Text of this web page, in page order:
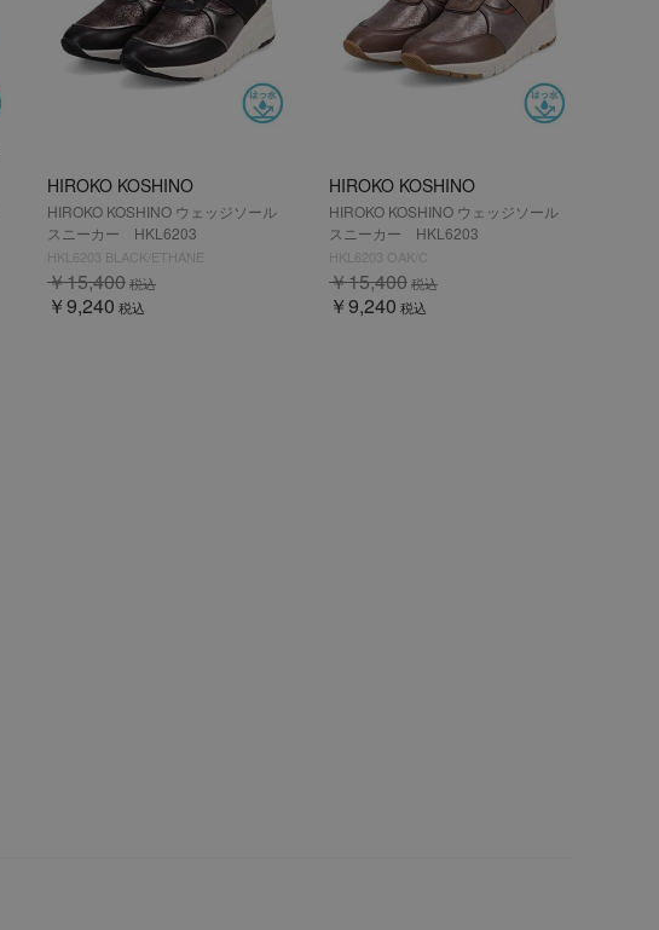
HIROKO KOSHINO
HIROKO KOSHINO ウェッジソール
スニーカー HKL6203
HKL6203 BLACK/ETHANE
￥9,240 税込
￥15,400税込
HIROKO KOSHINO
HIROKO KOSHINO ウェッジソール
スニーカー HKL6203
HKL6203 OAK/C
￥9,240 税込
￥15,400税込